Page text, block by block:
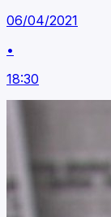
06/04/2021
•
18:30